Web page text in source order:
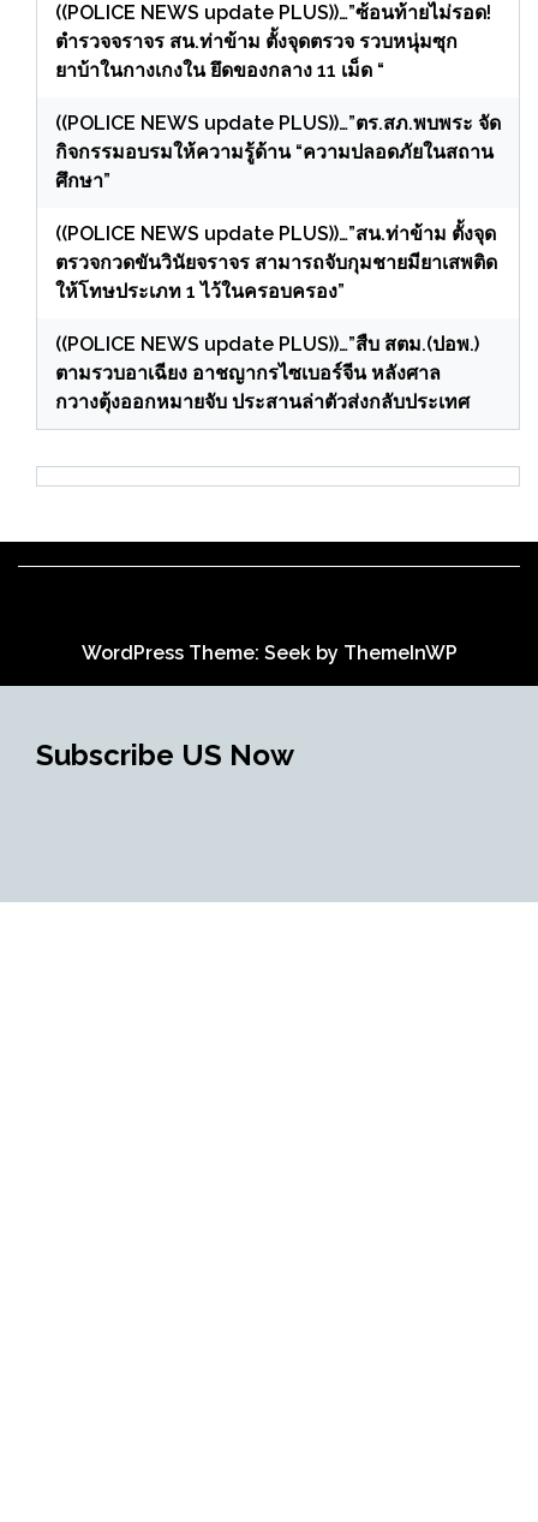
((POLICE NEWS update PLUS))…”ซ้อนท้ายไม่รอด!
ตำรวจจราจร สน.ท่าข้าม ตั้งจุดตรวจ รวบหนุ่มซุก
ยาบ้าในกางเกงใน ยึดของกลาง 11 เม็ด “
((POLICE NEWS update PLUS))…”ตร.สภ.พบพระ จัด
กิจกรรมอบรมให้ความรู้ด้าน “ความปลอดภัยในสถาน
ศึกษา”
((POLICE NEWS update PLUS))…”สน.ท่าข้าม ตั้งจุด
ตรวจกวดขันวินัยจราจร สามารถจับกุมชายมียาเสพติด
ให้โทษประเภท 1 ไว้ในครอบครอง”
((POLICE NEWS update PLUS))…”สืบ สตม.(ปอพ.)
ตามรวบอาเฉียง อาชญากรไซเบอร์จีน หลังศาล
กวางตุ้งออกหมายจับ ประสานล่าตัวส่งกลับประเทศ
WordPress Theme: Seek by ThemeInWP
Subscribe US Now